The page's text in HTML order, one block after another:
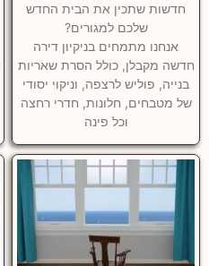
חדשות שתכין את הבית החדש
שלכם למגורים?
אנחנו מתמחים בניקיון דירה
חדשה מקבלן, כולל הסרת שאריות
בנייה, פוליש לרצפה, וניקוי יסודי
של מטבחים, חלונות, חדרי רחצה
וכל פינה